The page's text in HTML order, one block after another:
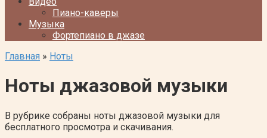
Пиано-каверы
Музыка
Фортепиано в джазе
Главная » Ноты
Ноты джазовой музыки
В рубрике собраны ноты джазовой музыки для
бесплатного просмотра и скачивания.